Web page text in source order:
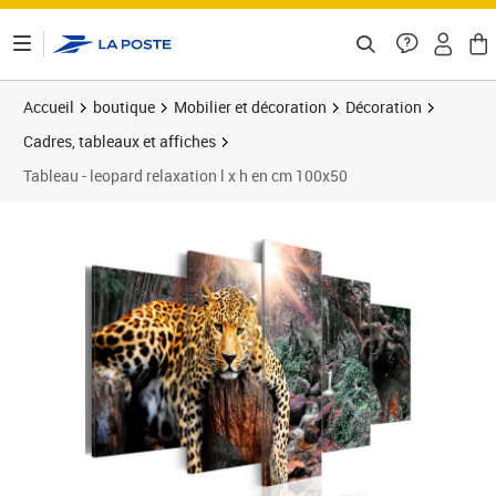
Accueil boutique Mobilier et décoration
Décoration
Cadres, tableaux et affiches
Tableau - leopard relaxation l x h en cm 100x50